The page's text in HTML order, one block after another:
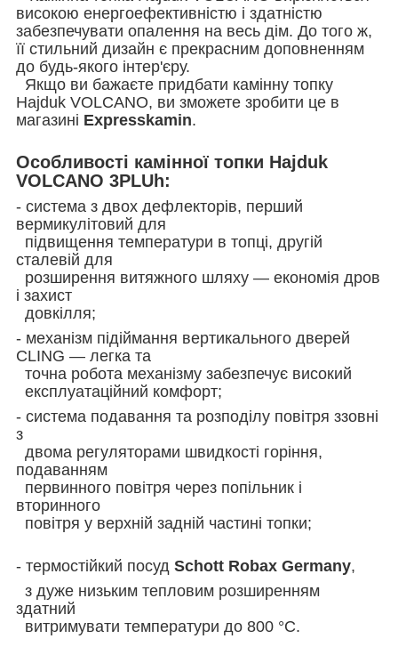
високою енергоефективністю і здатністю
забезпечувати опалення на весь дім. До того ж,
її стильний дизайн є прекрасним доповненням
до будь-якого інтер'єру.
Якщо ви бажаєте придбати камінну топку
Hajduk VOLCANO, ви зможете зробити це в
магазині Expresskamin.
Особливості камінної топки Hajduk
VOLCANO 3PLUh:
- система з двох дефлекторів, перший
вермикулітовий для
підвищення температури в топці, другій
сталевій для
розширення витяжного шляху — економія дров
і захист
довкілля;
- механізм підіймання вертикального дверей
CLING — легка та
точна робота механізму забезпечує високий
експлуатаційний комфорт;
- система подавання та розподілу повітря ззовні
з
двома регуляторами швидкості горіння,
подаванням
первинного повітря через попільник і
вторинного
повітря у верхній задній частині топки;
- термостійкий посуд Schott Robax Germany,
з дуже низьким тепловим розширенням
здатний
витримувати температури до 800 °C.